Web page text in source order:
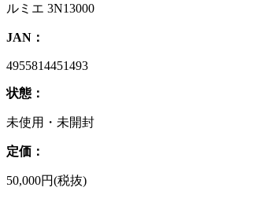
ルミエ 3N13000
JAN：
4955814451493
状態：
未使用・未開封
定価：
50,000円(税抜)